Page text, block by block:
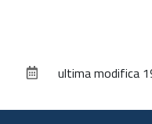
documentoultima modifica